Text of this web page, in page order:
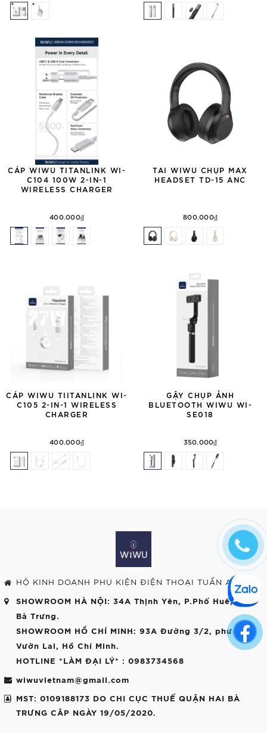
CÁP WIWU TITANLINK WI-
C104 100W 2-IN-1
WIRELESS CHARGER
400.000₫
TAI WIWU CHỤP MAX
HEADSET TD-15 ANC
800.000₫
CÁP WIWU TIITANLINK WI-
C105 2-IN-1 WIRELESS
CHARGER
400.000₫
GẬY CHỤP ẢNH
BLUETOOTH WIWU WI-
SE018
350.000₫
HỘ KINH DOANH PHỤ KIỆN ĐIỆN THOẠI TUẤN ANH
SHOWROOM HÀ NỘI: 34A Thịnh Yên, P.Phố Huế, Hai
Bà Trưng.
SHOWROOM HỒ CHÍ MINH: 93A Đường 3/2, phường
Vườn Lai, Hồ Chí Minh.
HOTLINE *LÀM ĐẠI LÝ* : 0983734568
wiwuvietnam@gmail.com
MST: 0109188173 DO CHI CỤC THUẾ QUẬN HAI BÀ
TRƯNG CÂP NGÀY 19/05/2020.